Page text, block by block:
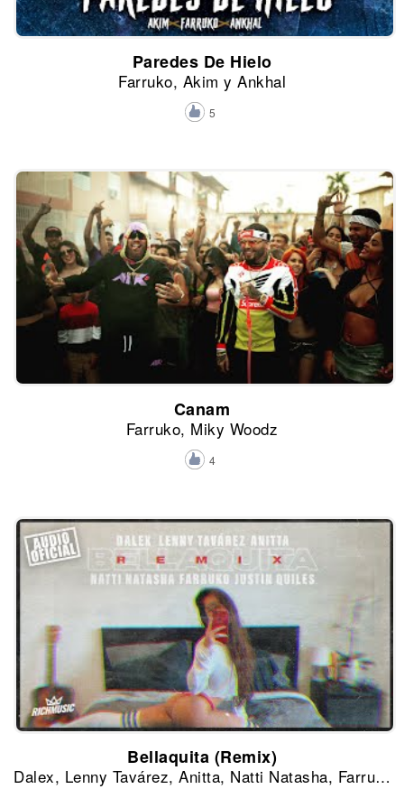
Paredes De Hielo
Farruko, Akim y Ankhal
5
Canam
Farruko, Miky Woodz
4
Bellaquita (Remix)
Dalex, Lenny Tavárez, Anitta, Natti Natasha, Farruko y Justin Quiles